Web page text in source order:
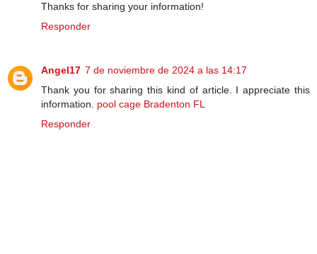
Thanks for sharing your information!
Responder
Angel17 7 de noviembre de 2024 a las 14:17
Thank you for sharing this kind of article. I appreciate this
information. pool cage Bradenton FL
Responder